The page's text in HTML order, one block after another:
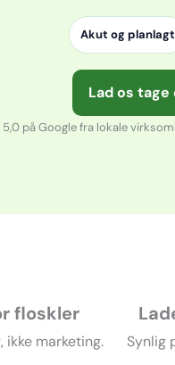
Akut og planlagt
Lad os tage
5,0 på Google fra lokale
floskler
ikke marketing. Synlig